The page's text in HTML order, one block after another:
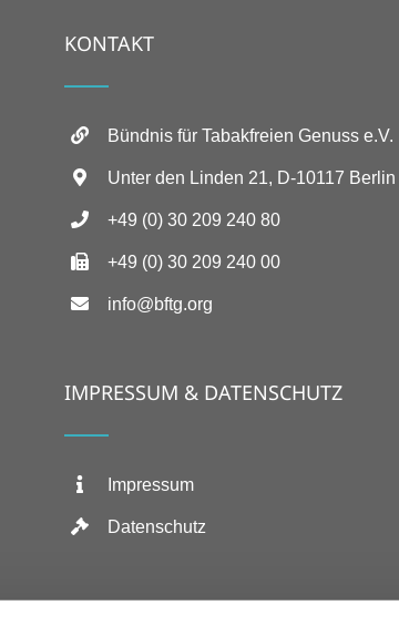
KONTAKT
Bündnis für Tabakfreien Genuss e.V.
Unter den Linden 21, D-10117 Berlin
+49 (0) 30 209 240 80
+49 (0) 30 209 240 00
info@bftg.org
IMPRESSUM & DATENSCHUTZ
Impressum
Datenschutz